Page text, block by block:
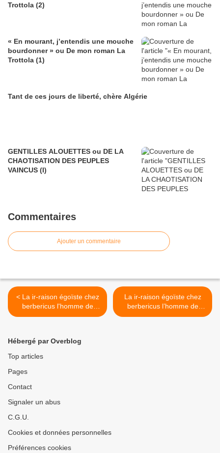
Trottola (2)
« En mourant, j’entendis une mouche
bourdonner » ou De mon roman La
Trottola (1)
Tant de ces jours de liberté, chère Algérie
GENTILLES ALOUETTES ou DE LA
CHAOTISATION DES PEUPLES
VAINCUS (I)
Commentaires
Ajouter un commentaire
< La ir-raison égoïste chez
berbericus l'homme de
fassade ou à tout Oultache
La ir-raison égoïste chez
berbericus l’homme de
fassade ou à tout Oultache
Hébergé par Overblog
Top articles
Pages
Contact
Signaler un abus
C.G.U.
Cookies et données personnelles
Préférences cookies